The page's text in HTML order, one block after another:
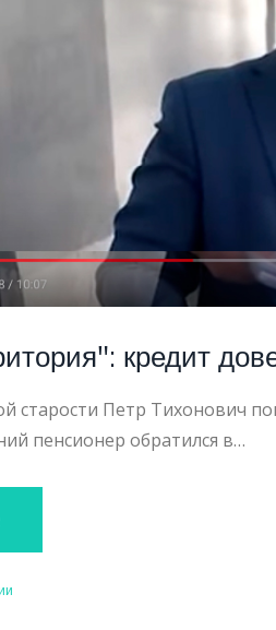
кредит
старости Петр Тихонович
пенсионер обратился в…